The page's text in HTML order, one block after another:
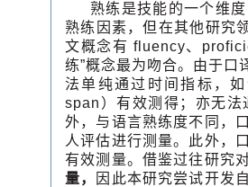
熟练是技能的一个维
熟练因素，但在其他研究
文概念有 fluency、
练”概念最为吻合。由于
法单纯通过时间指标，
span）有效测得；亦无
外，与语言熟练度不同，
人评估进行测量。此外，
有效测量。借鉴过往研究
量，
因此本研究尝试开发